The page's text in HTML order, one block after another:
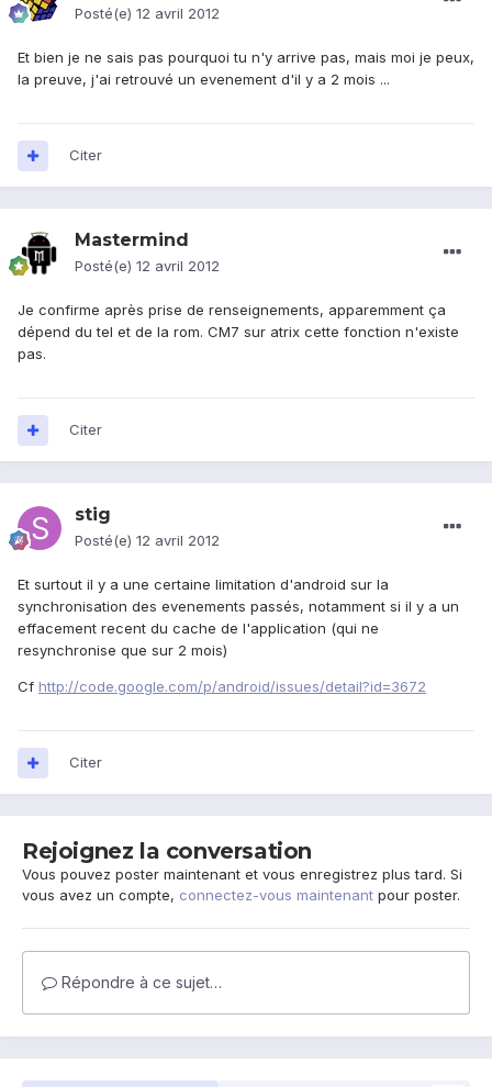
Posté(e) 12 avril 2012
Et bien je ne sais pas pourquoi tu n'y arrive pas, mais moi je peux,
la preuve, j'ai retrouvé un evenement d'il y a 2 mois ...
Citer
Mastermind
Posté(e) 12 avril 2012
Je confirme après prise de renseignements, apparemment ça
dépend du tel et de la rom. CM7 sur atrix cette fonction n'existe
pas.
Citer
stig
Posté(e) 12 avril 2012
Et surtout il y a une certaine limitation d'android sur la
synchronisation des evenements passés, notamment si il y a un
effacement recent du cache de l'application (qui ne
resynchronise que sur 2 mois)
Cf http://code.google.com/p/android/issues/detail?id=3672
Citer
Rejoignez la conversation
Vous pouvez poster maintenant et vous enregistrez plus tard. Si
vous avez un compte, connectez-vous maintenant pour poster.
Répondre à ce sujet…